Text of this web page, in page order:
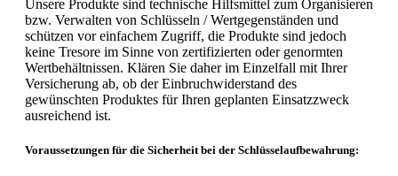
Unsere Produkte sind technische Hilfsmittel zum Organisieren
bzw. Verwalten von Schlüsseln / Wertgegenständen und
schützen vor einfachem Zugriff, die Produkte sind jedoch
keine Tresore im Sinne von zertifizierten oder genormten
Wertbehältnissen. Klären Sie daher im Einzelfall mit Ihrer
Versicherung ab, ob der Einbruchwiderstand des
gewünschten Produktes für Ihren geplanten Einsatzzweck
ausreichend ist.
Voraussetzungen für die Sicherheit bei der Schlüsselaufbewahrung: